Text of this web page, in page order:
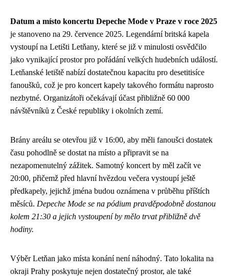
Datum a místo koncertu Depeche Mode v Praze v roce 2025
je stanoveno na 29. července 2025. Legendární britská kapela
vystoupí na Letišti Letňany, které se již v minulosti osvědčilo
jako vynikající prostor pro pořádání velkých hudebních událostí.
Letňanské letiště nabízí dostatečnou kapacitu pro desetitisíce
fanoušků, což je pro koncert kapely takového formátu naprosto
nezbytné. Organizátoři očekávají účast přibližně 60 000
návštěvníků z České republiky i okolních zemí.
Brány areálu se otevřou již v 16:00, aby měli fanoušci dostatek
času pohodlně se dostat na místo a připravit se na
nezapomenutelný zážitek. Samotný koncert by měl začít ve
20:00, přičemž před hlavní hvězdou večera vystoupí ještě
předkapely, jejichž jména budou oznámena v průběhu příštích
měsíců. Depeche Mode se na pódium pravděpodobně dostanou
kolem 21:30 a jejich vystoupení by mělo trvat přibližně dvě
hodiny.
Výběr Letňan jako místa konání není náhodný. Tato lokalita na
okraji Prahy poskytuje nejen dostatečný prostor, ale také